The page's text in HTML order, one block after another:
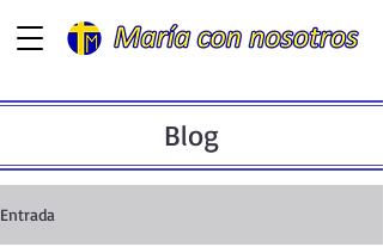
Blog
Entrada